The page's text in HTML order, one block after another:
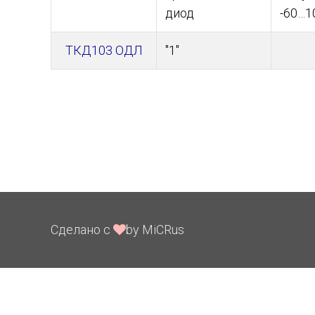
диод
-
ТКД103 ОДЛ "1"
Сделано с by MiCRus